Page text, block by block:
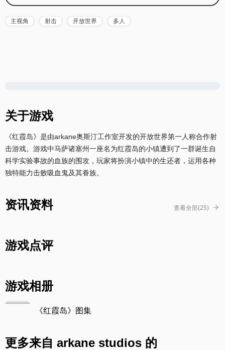
主视角 射击 开放世界 多人
关于游戏
《红霞岛》是由arkane奥斯汀工作室开发的开放世界第一人称合作射
击游戏。游戏中马萨诸塞州一座名为红霞岛的小镇遭到了一群诞生自
科学实验事故的血族的围攻，玩家将扮演小镇中的生还者，运用各种
独特能力击败吸血鬼及其眷族。
资讯资料 查看全部(25)
游戏点评
游戏相册
《红霞岛》图集
更多来自 arkane studios 的